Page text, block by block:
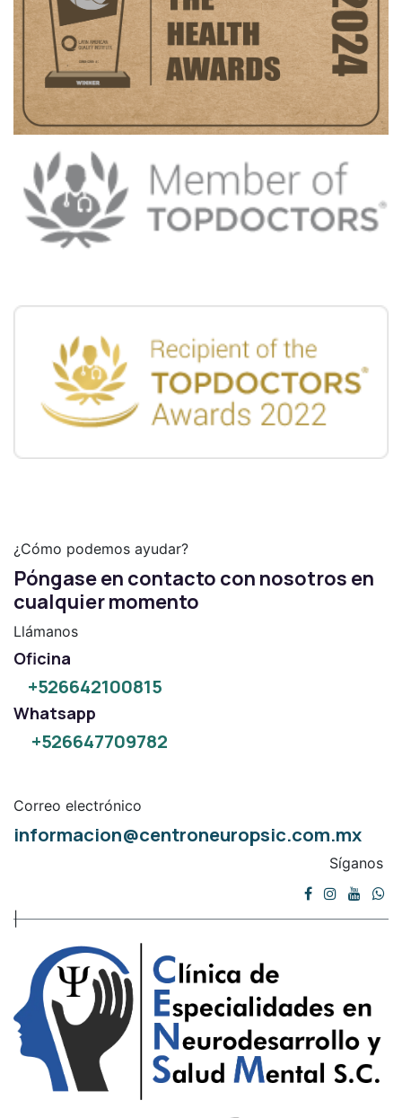
¿Cómo podemos ayudar?
Póngase en contacto con nosotros en
cualquier momento
Llámanos
Oficina
+526642100815
Whatsapp
+526647709782
Correo electrónico
informacion@centroneuropsic.com.mx
Síganos
|